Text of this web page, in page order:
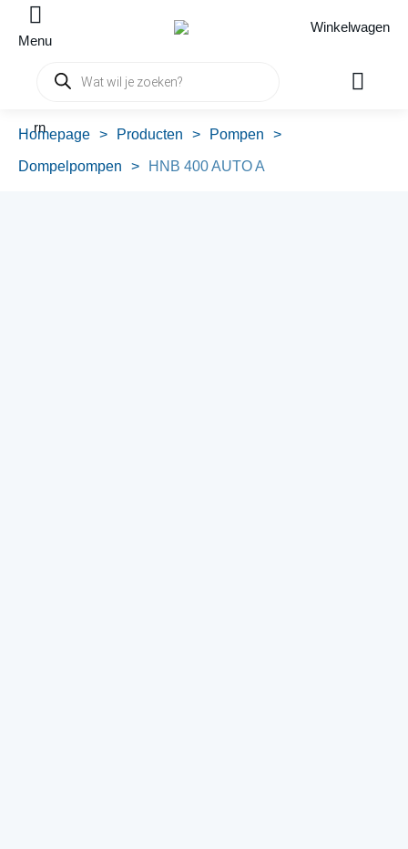
Menu
Winkelwagen
Producten
zoeken
rn
Homepage > Producten > Pompen >
Dompelpompen > HNB 400 AUTO A